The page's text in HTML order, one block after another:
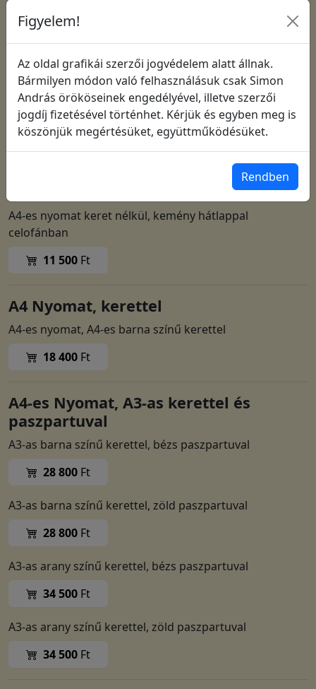
Cikkszám: 2108
A4-es nyomat keret nélkül, kemény hátlappal
celofánban
11 500 Ft
A4 Nyomat, kerettel
A4-es nyomat, A4-es barna színű kerettel
18 400 Ft
A4-es Nyomat, A3-as kerettel és
paszpartuval
A3-as barna színű kerettel, bézs paszpartuval
28 800 Ft
A3-as barna színű kerettel, zöld paszpartuval
28 800 Ft
A3-as arany színű kerettel, bézs paszpartuval
34 500 Ft
A3-as arany színű kerettel, zöld paszpartuval
34 500 Ft
Figyelem!
Az oldal grafikái szerzői jogvédelem alatt állnak.
Bármilyen módon való felhasználásuk csak Simon
András örököseinek engedélyével, illetve szerzői
jogdíj fizetésével történhet. Kérjük és egyben meg is
köszönjük megértésüket, együttműködésüket.
Rendben